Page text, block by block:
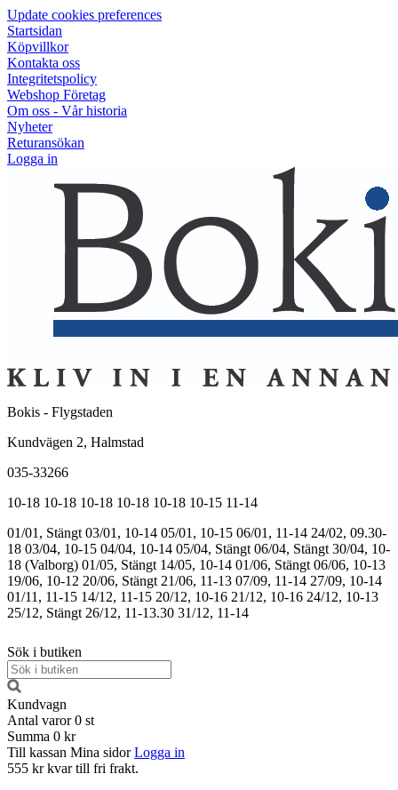
Update cookies preferences
Startsidan
Köpvillkor
Kontakta oss
Integritetspolicy
Webshop Företag
Om oss - Vår historia
Nyheter
Returansökan
Logga in
Bokis - Flygstaden
Kundvägen 2, Halmstad
035-33266
10-18 10-18 10-18 10-18 10-18 10-15 11-14
01/01, Stängt 03/01, 10-14 05/01, 10-15 06/01, 11-14 24/02, 09.30-
18 03/04, 10-15 04/04, 10-14 05/04, Stängt 06/04, Stängt 30/04, 10-
18 (Valborg) 01/05, Stängt 14/05, 10-14 01/06, Stängt 06/06, 10-13
19/06, 10-12 20/06, Stängt 21/06, 11-13 07/09, 11-14 27/09, 10-14
01/11, 11-15 14/12, 11-15 20/12, 10-16 21/12, 10-16 24/12, 10-13
25/12, Stängt 26/12, 11-13.30 31/12, 11-14
Sök i butiken
Kundvagn
Antal varor 0 st
Summa 0 kr
Till kassan Mina sidor Logga in
555 kr kvar till fri frakt.